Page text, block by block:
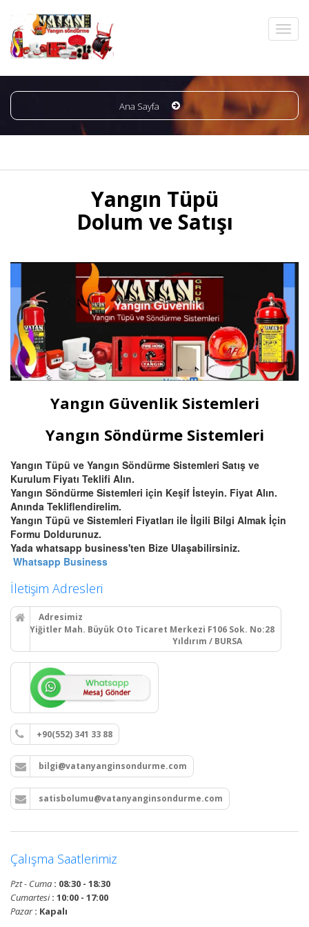
Ana Sayfa
Yangın Tüpü
Dolum ve Satışı
Yangın Güvenlik Sistemleri
Yangın Söndürme Sistemleri
Yangın Tüpü ve Yangın Söndürme Sistemleri Satış ve
Kurulum Fiyatı Teklifi Alın.
Yangın Söndürme Sistemleri için Keşif İsteyin. Fiyat Alın.
Anında Tekliflendirelim.
Yangın Tüpü ve Sistemleri Fiyatları ile İlgili Bilgi Almak İçin
Formu Doldurunuz.
Yada whatsapp business'ten Bize Ulaşabilirsiniz.
Whatsapp Business
İletişim Adresleri
Adresimiz
Yiğitler Mah. Büyük Oto Ticaret Merkezi F106 Sok. No:28
Yıldırım / BURSA
+90(552) 341 33 88
bilgi@vatanyanginsondurme.com
satisbolumu@vatanyanginsondurme.com
Çalışma Saatlerimiz
Pzt - Cuma : 08:30 - 18:30
Cumartesi: 10:00 - 17:00
Pazar: Kapalı